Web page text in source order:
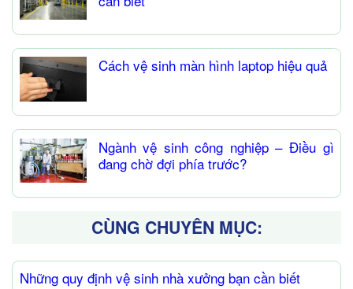
Cách vệ sinh màn hình laptop hiệu quả
Ngành vệ sinh công nghiệp – Điều gì
đang chờ đợi phía trước?
CÙNG CHUYÊN MỤC:
Những quy định vệ sinh nhà xưởng bạn cần biết